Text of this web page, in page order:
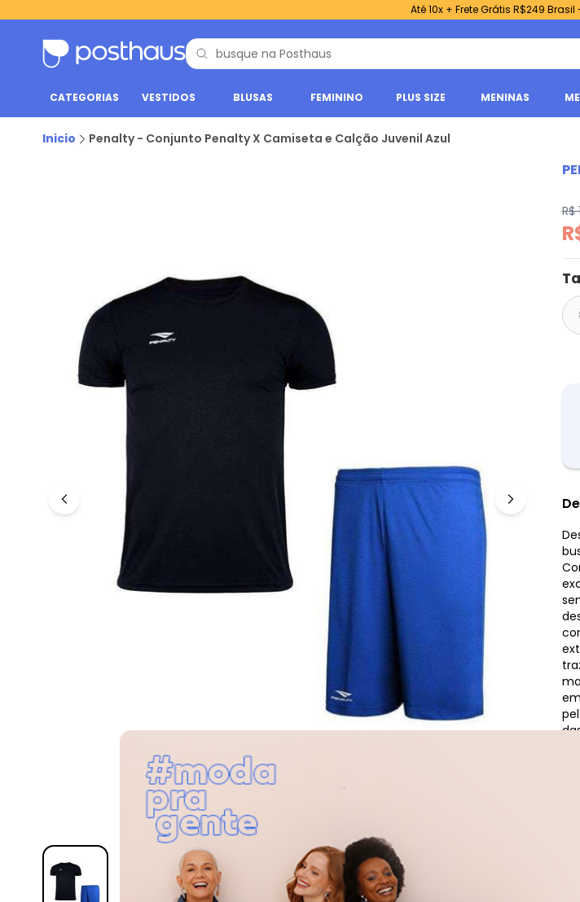
Até 10x + Frete Grátis R$249 Brasil
CATEGORIAS VESTIDOS BLUSAS FEMININO PLUS SIZE MENINAS
Inicio Penalty - Conjunto Penalty X Camiseta e Calção Juvenil Azul
Penalty -
R$